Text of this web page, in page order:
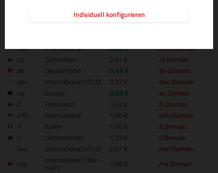
Individuell konfigurieren
1,33 €
.com
International 0,89 €
.com Domain
.cz
Tschechien 2,91 €
.cz Domain
.de
Deutschland 0,49 €
.de Domain
.dev
International (nTLD) 3,32 €
.dev Domain
.eu
Europa 0,69 €
.eu Domain
.fr
Frankreich 3,32 €
.fr Domain
.info
International 1,90 €
.info Domain
.it
Italien 1,66 €
.it Domain
.li
Liechtenstein 1,33 €
.li Domain
.live
International (nTLD) 2,07 €
.live Domain
.me
International (Über
mich) 1,66 €
.me Domain